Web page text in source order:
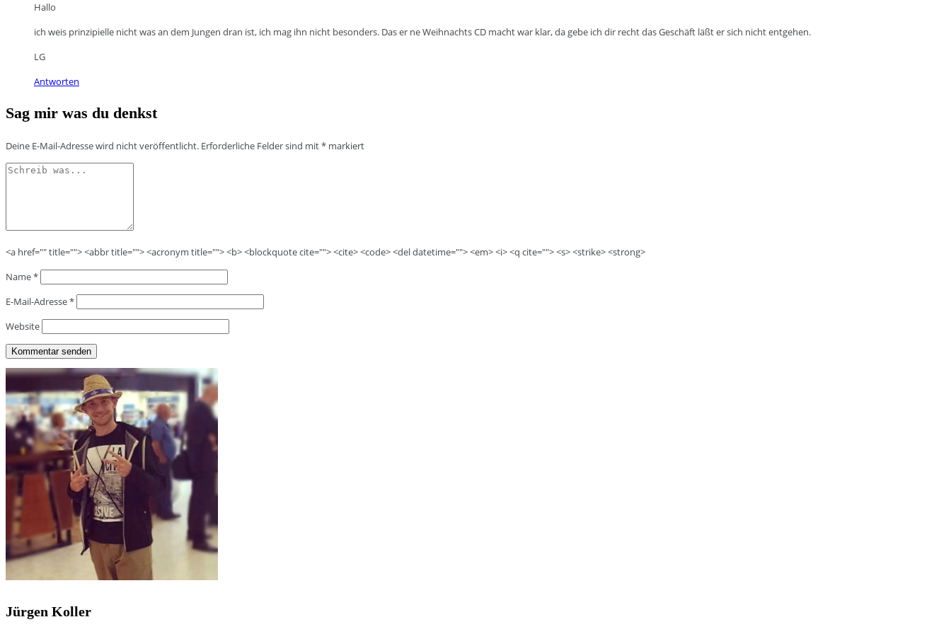
Hallo
ich weis prinzipielle nicht was an dem Jungen dran ist, ich mag ihn nicht besonders. Das er ne Weihnachts CD macht war klar, da gebe ich dir recht das Geschäft läßt er sich nicht entgehen.
LG
Antworten
Sag mir was du denkst
Deine E-Mail-Adresse wird nicht veröffentlicht. Erforderliche Felder sind mit* markiert
<a href="" title=""> <abbr title=""> <acronym title=""> <b> <blockquote cite=""> <cite> <code> <del datetime=""> <em> <i> <q cite=""> <s> <strike> <strong>
Name*
E-Mail-Adresse*
Website
Jürgen Koller